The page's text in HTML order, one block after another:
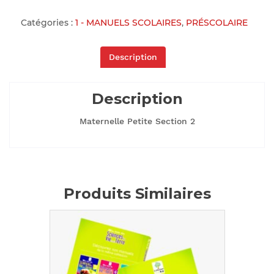
Catégories : 1 - MANUELS SCOLAIRES, PRÉSCOLAIRE
Description
Description
Maternelle Petite Section 2
Produits Similaires